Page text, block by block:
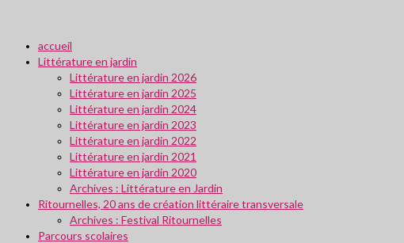
accueil
Littérature en jardin
Littérature en jardin 2026
Littérature en jardin 2025
Littérature en jardin 2024
Littérature en jardin 2023
Littérature en jardin 2022
Littérature en jardin 2021
Littérature en jardin 2020
Archives : Littérature en Jardin
Ritournelles, 20 ans de création littéraire transversale
Archives : Festival Ritournelles
Parcours scolaires